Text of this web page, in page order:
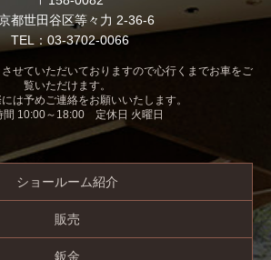
都世田谷区等々力 2-36-6
TEL：03-3702-0066
せていただいておりますので心行くまでお車をご
覧いただけます。
は予めご連絡をお願いいたします。
間 10:00～18:00 定休日 火曜日
ショールーム紹介
販売
鈑金